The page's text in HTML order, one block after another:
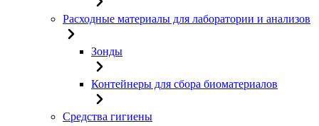
Расходные материалы для лаборатории и анализов
Зонды
Контейнеры для сбора биоматериалов
Средства гигиены